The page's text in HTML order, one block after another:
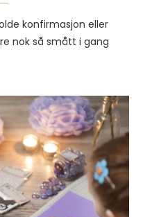
konfirmasjon eller
nok så smått i gang